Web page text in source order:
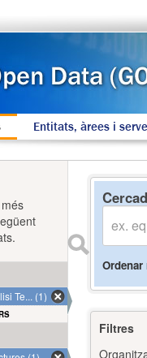
Entitats, àrees i
Ordenar
Filtres
Te... (1)